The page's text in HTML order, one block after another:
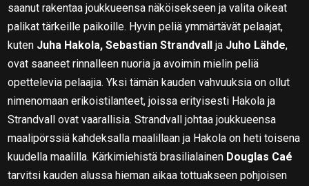
saanut rakentaa joukkueensa näköisekseen ja valita oikeat
palikat tärkeille paikoille. Hyvin peliä ymmärtävät pelaajat,
kuten Juha Hakola, Sebastian Strandvall ja Juho Lähde,
ovat saaneet rinnalleen nuoria ja avoimin mielin peliä
opettelevia pelaajia. Yksi tämän kauden vahvuuksia on ollut
nimenomaan erikoistilanteet, joissa erityisesti Hakola ja
Strandvall ovat vaarallisia. Strandvall johtaa joukkueensa
maalipörssiä kahdeksalla maalillaan ja Hakola on heti toisena
kuudella maalilla. Kärkimiehistä brasilialainen Douglas Caé
tarvitsi kauden alussa hieman aikaa tottuakseen pohjoisen